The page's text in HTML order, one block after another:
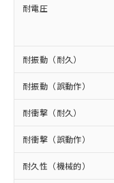
耐電圧
耐振動（耐久）
耐振動（誤動作）
耐衝撃（耐久）
耐衝撃（誤動作）
耐久性（機械的）
在庫
記載
タに
覧さ
了承く
正式
様の
ムロ
ご相談
オム
点は「
むを得ず変
*EU RoHS指令
鉛(Pb)
ミウム(Cd)
六価クロム
類(PBB)
(PBDE)
（DBP）
但し、RoHS指
適用除外項目は
フタル酸エス
図的な使用がな
*中国RoHS10
Pb(鉛)
ム) : 100ppm、
Cr(Ⅵ)(六価クロ
ニル類) :
DBP(フタル酸ジ
イソブチル) :
DEHP(フタル酸
※2 環境
為替
（以
また
国政
可)を
当社
全に
いよ
当社は
ル、
武器並
使用
号
○
△